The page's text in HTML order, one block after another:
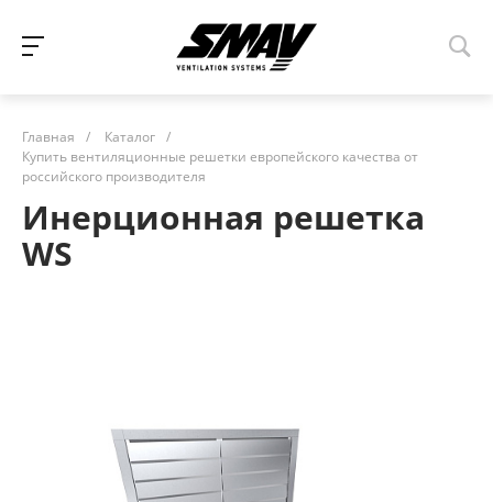
Главная / Каталог /
Купить вентиляционные решетки европейского качества от
российского производителя
Инерционная решетка
WS